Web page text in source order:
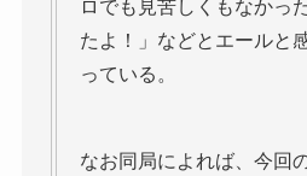
ロでも見苦しくもなかっ
たよ！」などとエールと
っている。
なお同局によれば、今回